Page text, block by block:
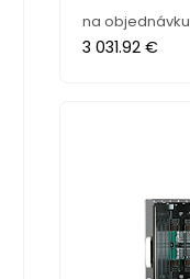
na objednávku
3 031.92 €